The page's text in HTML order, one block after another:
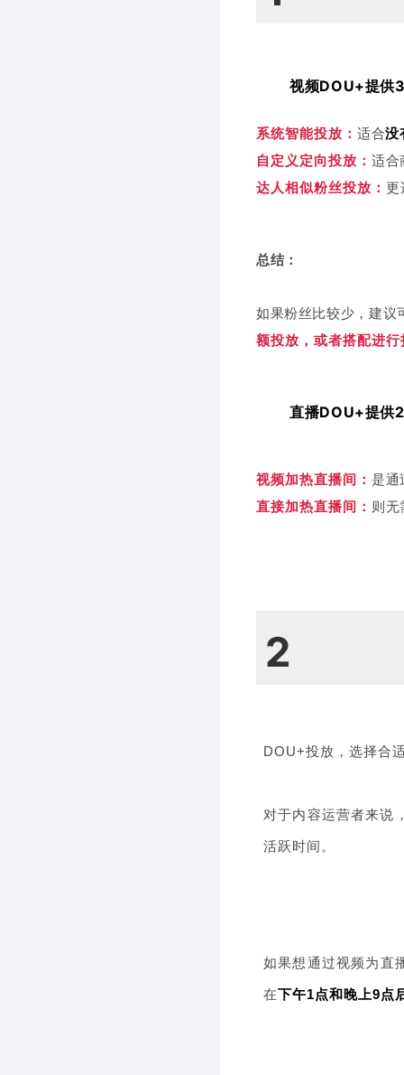
视频DOU+提供
系统智能投放： 适合没
自定义定向投放： 适合
达人相似粉丝投放： 更
总结：
如果粉丝比较少，建议
额投放，或者搭配进行
直播DOU+提供
视频加热直播间： 是通
直接加热直播间： 则无
2
DOU+投放，选择合
对于内容运营者来说
活跃时间。
如果想通过视频为直
在下午1点和晚上9点